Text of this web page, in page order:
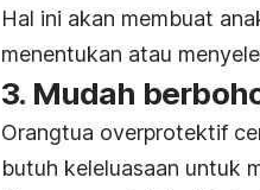
Hal ini akan membuat
menentukan atau
3. Mudah
Orangtua overprotektif
butuh keleluasaan untuk